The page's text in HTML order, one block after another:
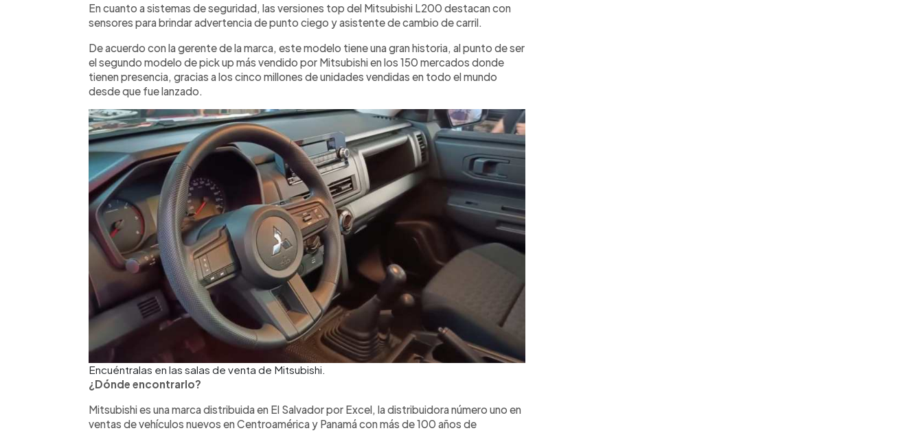
En cuanto a sistemas de seguridad, las versiones top del Mitsubishi L200 destacan con
sensores para brindar advertencia de punto ciego y asistente de cambio de carril.
De acuerdo con la gerente de la marca, este modelo tiene una gran historia, al punto de ser
el segundo modelo de pick up más vendido por Mitsubishi en los 150 mercados donde
tienen presencia, gracias a los cinco millones de unidades vendidas en todo el mundo
desde que fue lanzado.
Encuéntralas en las salas de venta de Mitsubishi.
¿Dónde encontrarlo?
Mitsubishi es una marca distribuida en El Salvador por Excel, la distribuidora número uno en
ventas de vehículos nuevos en Centroamérica y Panamá con más de 100 años de